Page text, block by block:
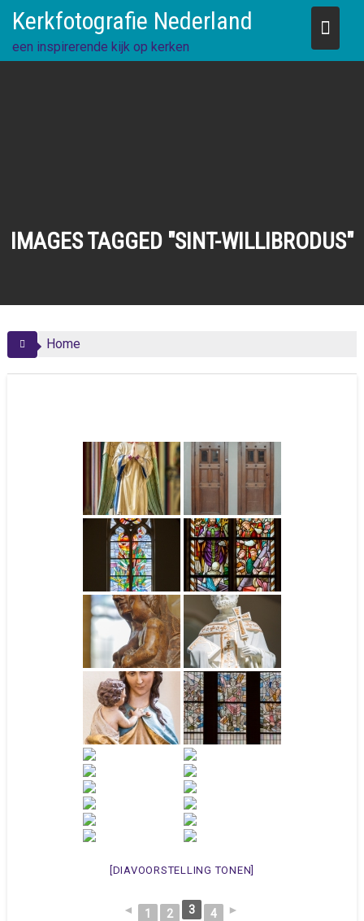
content
Kerkfotografie Nederland
een inspirerende kijk op kerken
IMAGES TAGGED "SINT-WILLIBRODUS"
Home
[DIAVOORSTELLING TONEN]
◄ 1 2 3 4 ►